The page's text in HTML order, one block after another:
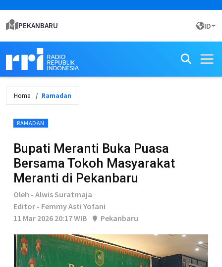
PEKANBARU ID
Home Ramadan
RAMADAN
Bupati Meranti Buka Puasa
Bersama Tokoh Masyarakat
Meranti di Pekanbaru
Oleh - Alwis Suratmaja
Editor - Femmy Asti Yofani
11 Mar 2026 20:17 WIB
Pekanbaru